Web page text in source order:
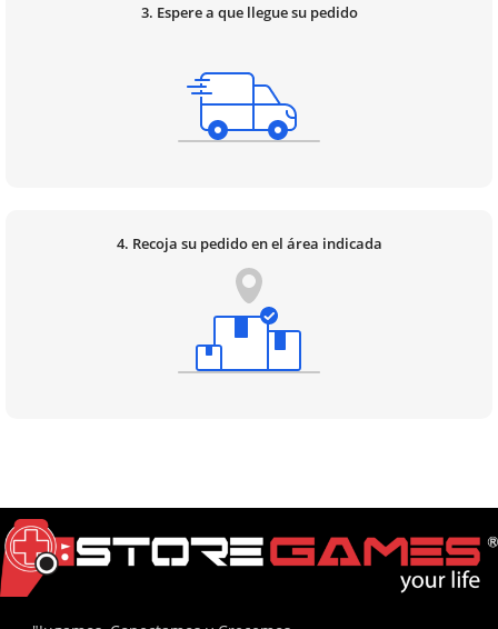
3. Espere a que llegue su pedido
4. Recoja su pedido en el área indicada